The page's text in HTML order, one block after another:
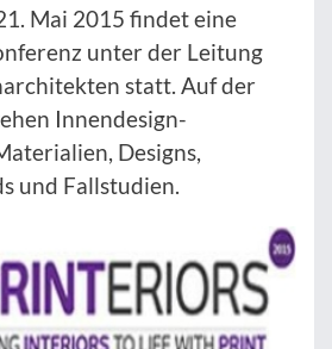
Mai 2015 findet eine
unter der Leitung
statt. Auf der
Innendesign-
Designs,
und Fallstudien.